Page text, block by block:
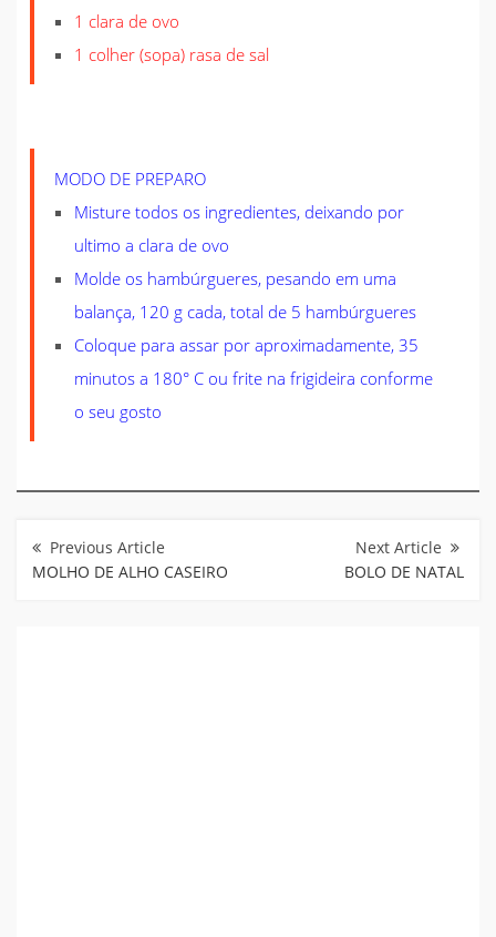
1 clara de ovo
1 colher (sopa) rasa de sal
MODO DE PREPARO
Misture todos os ingredientes, deixando por
ultimo a clara de ovo
Molde os hambúrgueres, pesando em uma
balança, 120 g cada, total de 5 hambúrgueres
Coloque para assar por aproximadamente, 35
minutos a 180° C ou frite na frigideira conforme
o seu gosto
de
Post
MOLHO DE ALHO CASEIRO BOLO DE NATAL